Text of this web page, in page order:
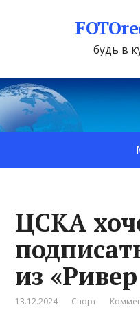
будь в
ЦСКА
из
13.12.2024 Спорт